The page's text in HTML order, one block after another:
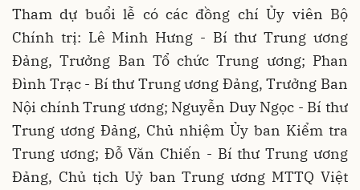
Tham dự buổi lễ có các đồng chí Ủy viên Bộ
Chính trị: Lê Minh Hưng - Bí thư Trung ương
Đảng, Trưởng Ban Tổ chức Trung ương; Phan
Đình Trạc - Bí thư Trung ương Đảng, Trưởng Ban
Nội chính Trung ương; Nguyễn Duy Ngọc - Bí thư
Trung ương Đảng, Chủ nhiệm Ủy ban Kiểm tra
Trung ương; Đỗ Văn Chiến - Bí thư Trung ương
Đảng, Chủ tịch Uỷ ban Trung ương MTTQ Việt